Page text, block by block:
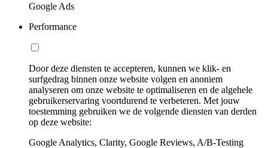
Google Ads
Performance
Door deze diensten te accepteren, kunnen we klik- en
surfgedrag binnen onze website volgen en anoniem
analyseren om onze website te optimaliseren en de algehele
gebruikerservaring voortdurend te verbeteren. Met jouw
toestemming gebruiken we de volgende diensten van derden
op deze website:
Google Analytics, Clarity, Google Reviews, A/B-Testing